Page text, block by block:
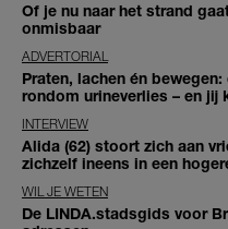
Of je nu naar het strand
onmisbaar
ADVERTORIAL
Praten, lachen én
rondom urineverlies – en jij
INTERVIEW
Alida (62) stoort zich aan
zichzelf ineens in een
WIL JE WETEN
De LINDA.stadsgids voor